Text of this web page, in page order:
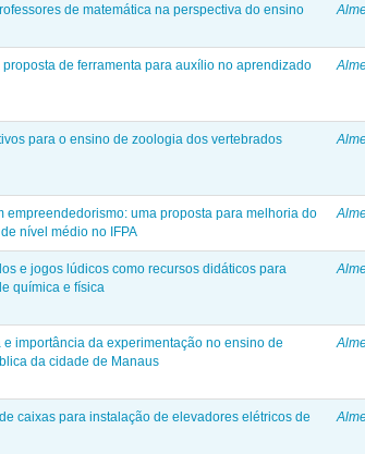
de matemática na perspectiva do ensino
de ferramenta para auxílio no aprendizado
para o ensino de zoologia dos vertebrados
empreendedorismo: uma proposta para melhoria do
nível médio no IFPA
e jogos lúdicos como recursos didáticos para
química e física
importância da experimentação no ensino de
da cidade de Manaus
caixas para instalação de elevadores elétricos de